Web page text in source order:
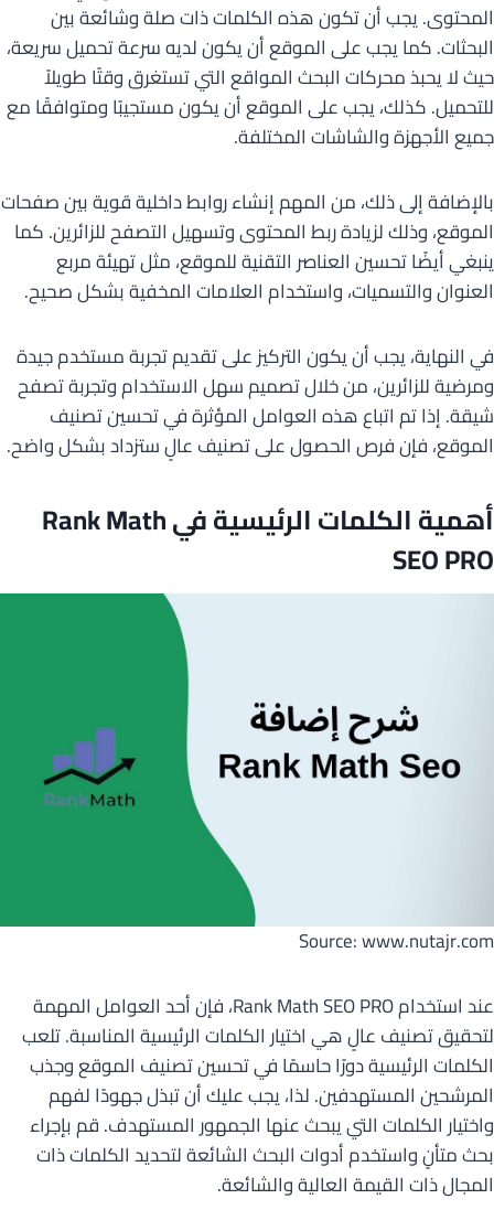
المحتوى. يجب أن تكون هذه الكلمات ذات صلة وشائعة بين
البحثات. كما يجب على الموقع أن يكون لديه سرعة تحميل سريعة،
حيث لا يحبذ محركات البحث المواقع التي تستغرق وقتًا طويلاً
للتحميل. كذلك، يجب على الموقع أن يكون مستجيبًا ومتوافقًا مع
جميع الأجهزة والشاشات المختلفة.
بالإضافة إلى ذلك، من المهم إنشاء روابط داخلية قوية بين صفحات
الموقع، وذلك لزيادة ربط المحتوى وتسهيل التصفح للزائرين. كما
ينبغي أيضًا تحسين العناصر التقنية للموقع، مثل تهيئة مربع
العنوان والتسميات، واستخدام العلامات المخفية بشكل صحيح.
في النهاية، يجب أن يكون التركيز على تقديم تجربة مستخدم جيدة
ومرضية للزائرين، من خلال تصميم سهل الاستخدام وتجربة تصفح
شيقة. إذا تم اتباع هذه العوامل المؤثرة في تحسين تصنيف
الموقع، فإن فرص الحصول على تصنيف عالٍ ستزداد بشكل واضح.
أهمية الكلمات الرئيسية في Rank Math
SEO PRO
Source: www.nutajr.com
عند استخدام Rank Math SEO PRO، فإن أحد العوامل المهمة
لتحقيق تصنيف عالٍ هي اختيار الكلمات الرئيسية المناسبة. تلعب
الكلمات الرئيسية دورًا حاسمًا في تحسين تصنيف الموقع وجذب
المرشحين المستهدفين. لذا، يجب عليك أن تبذل جهودًا لفهم
واختيار الكلمات التي يبحث عنها الجمهور المستهدف. قم بإجراء
بحث متأنٍ واستخدم أدوات البحث الشائعة لتحديد الكلمات ذات
المجال ذات القيمة العالية والشائعة.